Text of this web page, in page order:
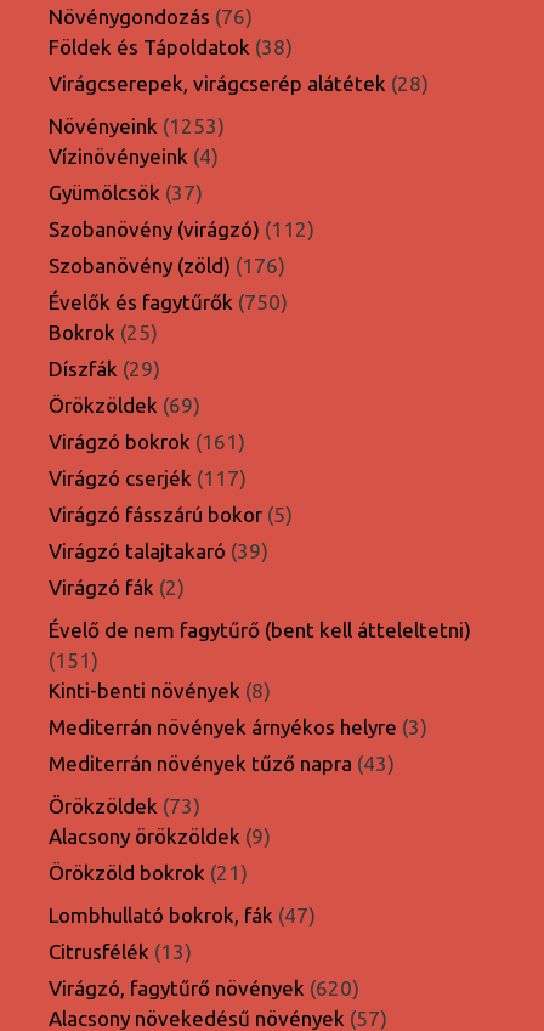
termék
Növénygondozás 7676
termék
Földek és Tápoldatok 3838
termék
Virágcserepek, virágcserép alátétek 2828
Növényeink 12531253
termék
Vízinövényeink 44
Gyümölcsök 3737
termék
Szobanövény (virágzó) 112112
Szobanövény (zöld) 176176
termék
Évelők és fagytűrők 750750
Bokrok 2525
termék
Díszfák 2929
termék
Örökzöldek 6969
termék
Virágzó bokrok 161161
termék
Virágzó cserjék 117117
termék
Virágzó fásszárú bokor 55
Virágzó talajtakaró 3939
Virágzó fák 22
termék
Évelő de nem fagytűrő (bent kell átteleltetni)
151151
termék
Kinti-benti növények 88
termék
Mediterrán növények árnyékos helyre 33
Mediterrán növények tűző napra 4343
Örökzöldek 7373
termék
Alacsony örökzöldek 99
Örökzöld bokrok 2121
termék
Lombhullató bokrok, fák 4747
Citrusfélék 1313
termék
Virágzó, fagytűrő növények 620620
termék
Alacsony növekedésű növények 5757